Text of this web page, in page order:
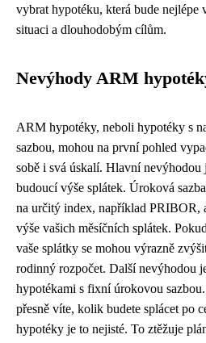
vybrat hypotéku, která bude nejlépe
situaci a dlouhodobým cílům.
Nevýhody ARM
ARM hypotéky, neboli hypotéky s
sazbou, mohou na první pohled
sobě i svá úskalí. Hlavní nevýhodou
budoucí výše splátek. Úroková
na určitý index, například PRIBOR,
výše vašich měsíčních splátek.
vaše splátky se mohou výrazně
rodinný rozpočet. Další nevýhodou
hypotékami s fixní úrokovou
přesně víte, kolik budete splácet po
hypotéky je to nejisté. To ztěžuje